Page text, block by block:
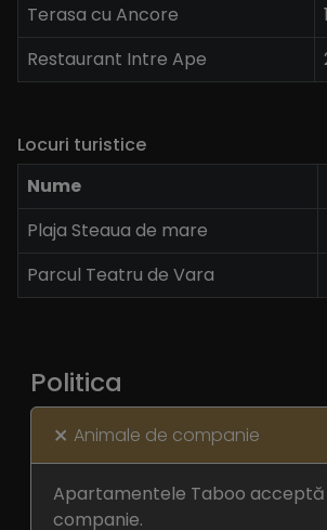
Terasa cu Ancore
Restaurant Intre Ape
Locuri turistice
Nume
Plaja Steaua de mare
Parcul Teatru de Vara
Politica
Animale de companie
Apartamentele Taboo acceptă
companie.